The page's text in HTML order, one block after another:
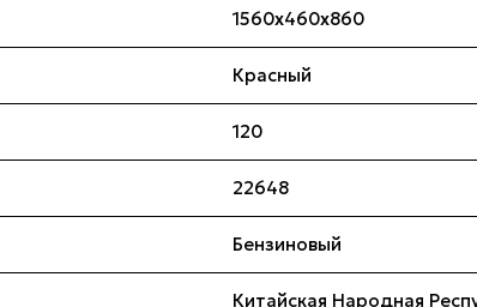
1560x460x860
Красный
120
22648
Бензиновый
Китайская Народная